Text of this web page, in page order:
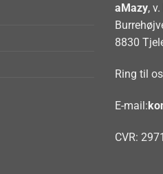
aMazy,
8830
Ring til
E-mail:
CVR: